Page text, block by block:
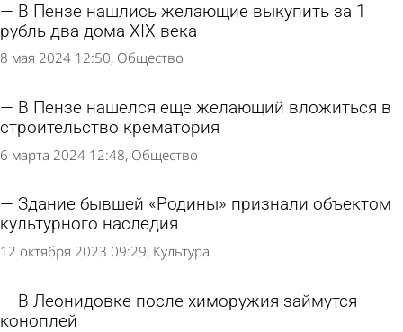
В Пензе нашлись желающие выкупить за 1
рубль два дома XIX века
8 мая 2024 12:50 Общество
В Пензе нашелся еще желающий вложиться в
строительство крематория
6 марта 2024 12:48 Общество
Здание бывшей «Родины» признали объектом
культурного наследия
12 октября 2023 09:29 Культура
В Леонидовке после химоружия займутся
коноплей